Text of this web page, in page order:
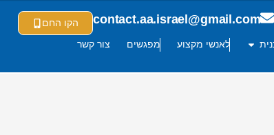
contact.aa.israel@gmail.com
הקו החם
לאנשי מקצוע מפגשים צור קשר